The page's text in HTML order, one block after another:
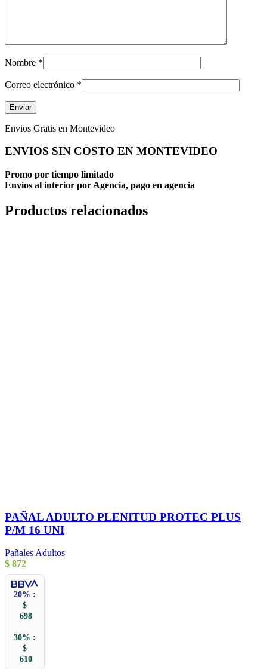
Nombre *
Correo electrónico *
Envios Gratis en Montevideo
ENVIOS SIN COSTO EN MONTEVIDEO
Promo por tiempo limitado
Envios al interior por Agencia, pago en agencia
Productos relacionados
PAÑAL ADULTO PLENITUD PROTEC PLUS
P/M 16 UNI
Pañales Adultos
$ 872
20% :
$
698
30% :
$
610